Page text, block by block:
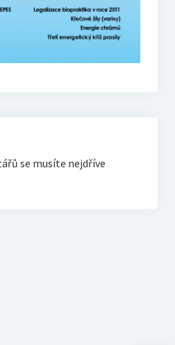
se musíte nejdříve